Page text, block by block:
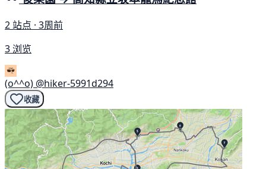
2 站点 · 3周前
3 浏览
(o^^o) @hiker-5991d294
收藏